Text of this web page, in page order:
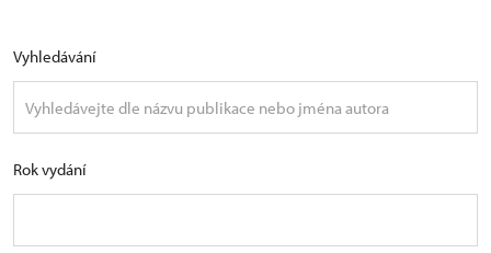
Vyhledávání
Rok vydání